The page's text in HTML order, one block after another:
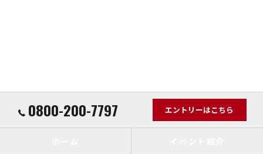
0800-200-7797 エントリーはこちら